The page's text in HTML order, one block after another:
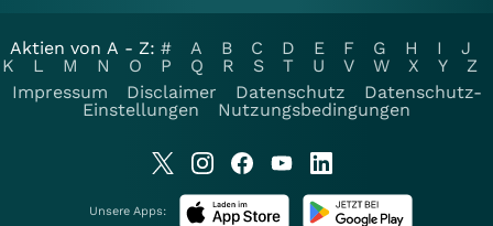
Aktien von A - Z: # A B C D E F G H I
J
K
L M N O P Q R S T U V W X Y
Z
Impressum
Disclaimer Datenschutz
Datenschutz-
Einstellungen
Nutzungsbedingungen
Unsere Apps: